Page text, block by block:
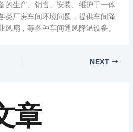
的生产、销售、安装、维护于一体
类厂房车间环境问题，提供车间降
风扇，等各种车间通风降温设备。
NEXT
章